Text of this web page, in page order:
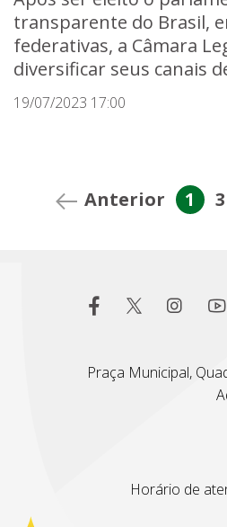
transparente do Brasil,
federativas, a Câmara
diversificar seus canais
19/07/2023 17:00
Anterior 1 3
Praça Municipal,
Horário de